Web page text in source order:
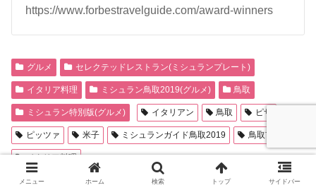
https://www.forbestravelguide.com/award-winners
グルメ セレクテッドレストラン(ミシュランプレート)
イタリア料理 ミシュラン鳥取2019(グルメ) 鳥取
ミシュラン特別版(グルメ) イタリアン 鳥取 ピザ
ピッツァ 米子 ミシュランガイド鳥取2019 鳥取市
イタリア料理
メニュー ホーム 検索 トップ サイドバー